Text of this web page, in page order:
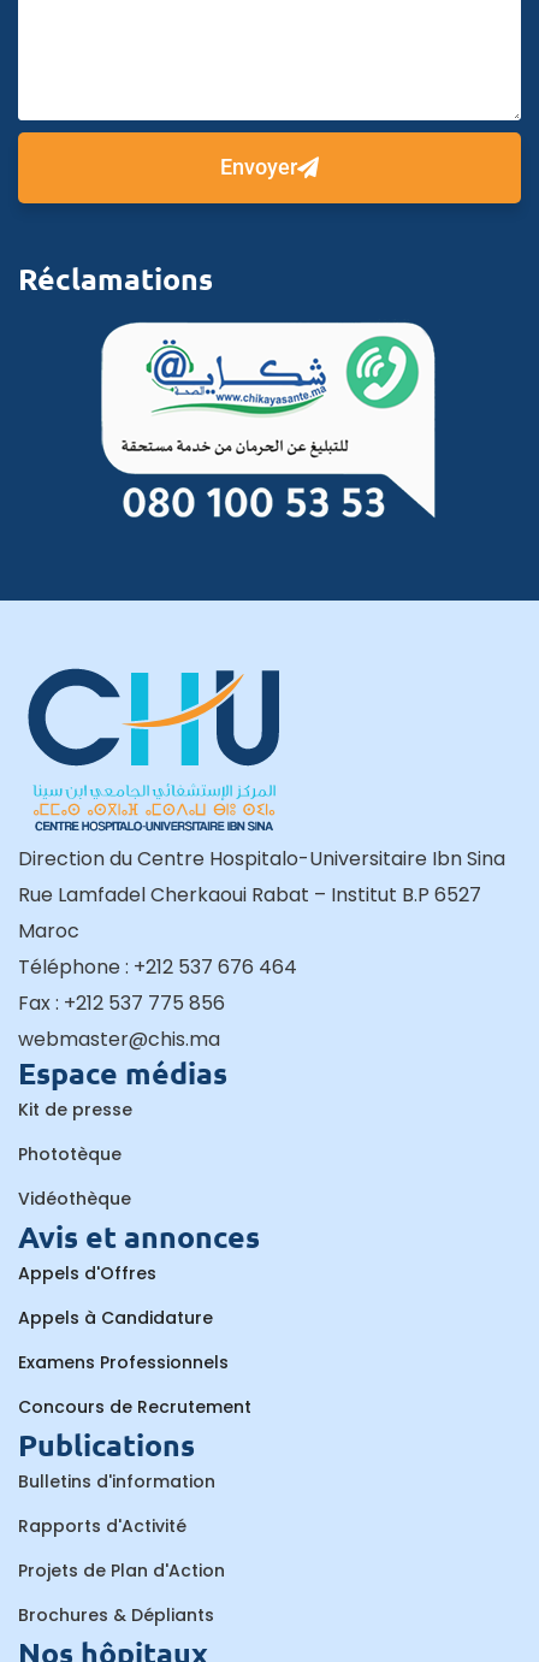
Envoyer
Réclamations
Direction du Centre Hospitalo-Universitaire Ibn Sina
Rue Lamfadel Cherkaoui Rabat – Institut B.P 6527
Maroc
Téléphone : +212 537 676 464
Fax : +212 537 775 856
webmaster@chis.ma
Espace médias
Kit de presse
Phototèque
Vidéothèque
Avis et annonces
Appels d'Offres
Appels à Candidature
Examens Professionnels
Concours de Recrutement
Publications
Bulletins d'information
Rapports d'Activité
Projets de Plan d'Action
Brochures & Dépliants
Nos hôpitaux